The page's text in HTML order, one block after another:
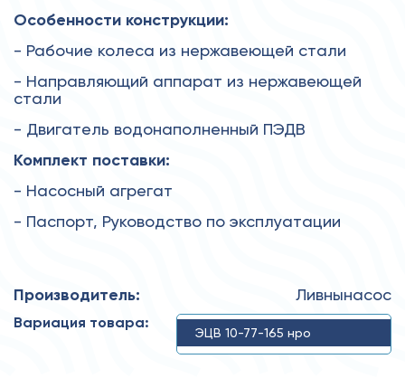
Особенности конструкции:
- Рабочие колеса из нержавеющей стали
- Направляющий аппарат из нержавеющей
стали
- Двигатель водонаполненный ПЭДВ
Комплект поставки:
- Насосный агрегат
- Паспорт, Руководство по эксплуатации
Производитель: Ливнынасос
Вариация товара:
ЭЦВ 10-77-165 нро